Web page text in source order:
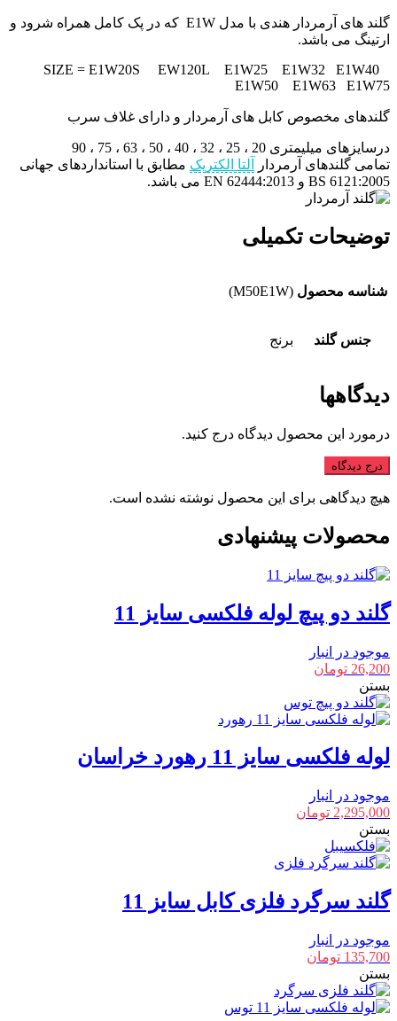
گلند های آرمردار هندی با مدل E1W که در پک کامل همراه شرود و
ارتینگ می باشد.
SIZE = E1W20S EW120L E1W25 E1W32 E1W40
E1W50 E1W63 E1W75
گلندهای مخصوص کابل های آرمردار و دارای غلاف سرب
درسایزهای میلیمتری 20 ، 25 ، 32 ، 40 ، 50 ، 63 ، 75 ، 90
تمامی گلندهای آرمردار
آلتا الکتریک مطابق با استانداردهای جهانی
BS 6121:2005 و EN 62444:2013 می باشد.
توضیحات تکمیلی
شناسه محصول (M50E1W)
جنس گلند برنج
دیدگاهها
درمورد این محصول دیدگاه درج کنید.
درج دیدگاه
هیچ دیدگاهی برای این محصول نوشته نشده است.
محصولات پیشنهادی
گلند دو پیچ لوله فلکسی سایز 11
موجود در انبار
26,200 تومان
بستن
لوله فلکسی سایز 11 رهورد خراسان
موجود در انبار
2,295,000 تومان
بستن
گلند سرگرد فلزی کابل سایز 11
موجود در انبار
135,700 تومان
بستن